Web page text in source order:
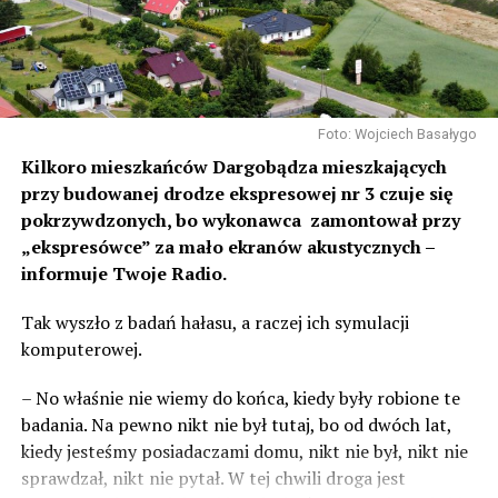
Foto: Wojciech Basałygo
Kilkoro mieszkańców Dargobądza mieszkających
przy budowanej drodze ekspresowej nr 3 czuje się
pokrzywdzonych, bo wykonawca zamontował przy
„ekspresówce” za mało ekranów akustycznych –
informuje Twoje Radio.
Tak wyszło z badań hałasu, a raczej ich symulacji
komputerowej.
– No właśnie nie wiemy do końca, kiedy były robione te
badania. Na pewno nikt nie był tutaj, bo od dwóch lat,
kiedy jesteśmy posiadaczami domu, nikt nie był, nikt nie
sprawdzał, nikt nie pytał. W tej chwili droga jest